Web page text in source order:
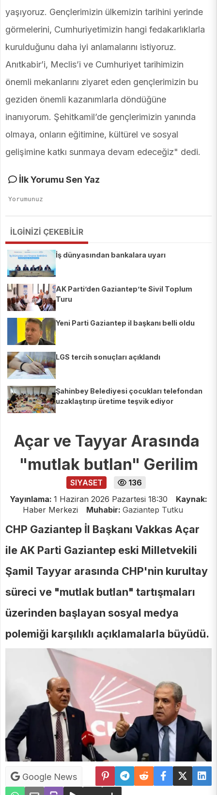
yaşıyoruz. Gençlerimizin ülkemizin tarihini yerinde
görmelerini, Cumhuriyetimizin hangi fedakarlıklarla
kurulduğunu daha iyi anlamalarını istiyoruz.
Anıtkabir’i, Meclis’i ve Cumhuriyet tarihimizin
önemli mekanlarını ziyaret eden gençlerimizin bu
geziden önemli kazanımlarla döndüğüne
inanıyorum. Şehitkamil’de gençlerimizin yanında
olmaya, onların eğitimine, kültürel ve sosyal
gelişimine katkı sunmaya devam edeceğiz" dedi.
İlk Yorumu Sen Yaz
İLGİNİZİ ÇEKEBİLİR
İş dünyasından bankalara uyarı
AK Parti’den Gaziantep’te Sivil Toplum
Turu
Yeni Parti Gaziantep il başkanı belli oldu
LGS tercih sonuçları açıklandı
Şahinbey Belediyesi çocukları telefondan
uzaklaştırıp üretime teşvik ediyor
Açar ve Tayyar Arasında
"mutlak butlan" Gerilim
SIYASET
136
Yayınlama: 1 Haziran 2026 Pazartesi 18:30
Kaynak:
Haber Merkezi
Muhabir: Gaziantep Tutku
CHP Gaziantep İl Başkanı Vakkas Açar
ile AK Parti Gaziantep eski Milletvekili
Şamil Tayyar arasında CHP'nin kurultay
süreci ve "mutlak butlan" tartışmaları
üzerinden başlayan sosyal medya
polemiği karşılıklı açıklamalarla büyüdü.
Google News